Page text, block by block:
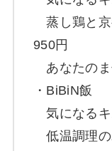
蒸し鶏と
950円
あなたの
・BiBiN飯
気になる
低温調理の